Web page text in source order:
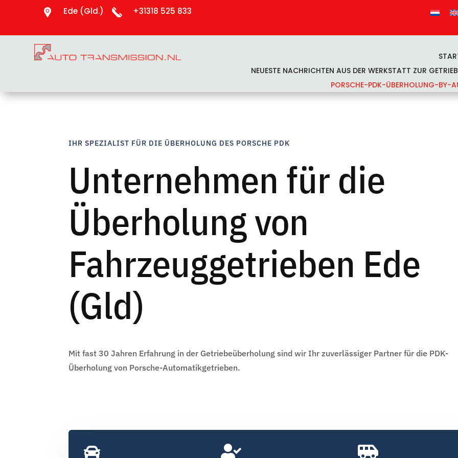
Ede (Gld.) +31318 525 833
NEUESTE NACHRICHTEN AUS DER WERKSTATT ZUR
PORSCHE-PDK-ÜBERHOLUNG-BY-
IHR SPEZIALIST FÜR DIE ÜBERHOLUNG DES PORSCHE PDK
Unternehmen für die
Überholung von
Fahrzeuggetrieben Ede
(Gld)
Mit fast 30 Jahren Erfahrung in der Getriebeüberholung sind wir Ihr zuverlässiger Partner für die PDK-
Überholung von Porsche-Automatikgetrieben.
  